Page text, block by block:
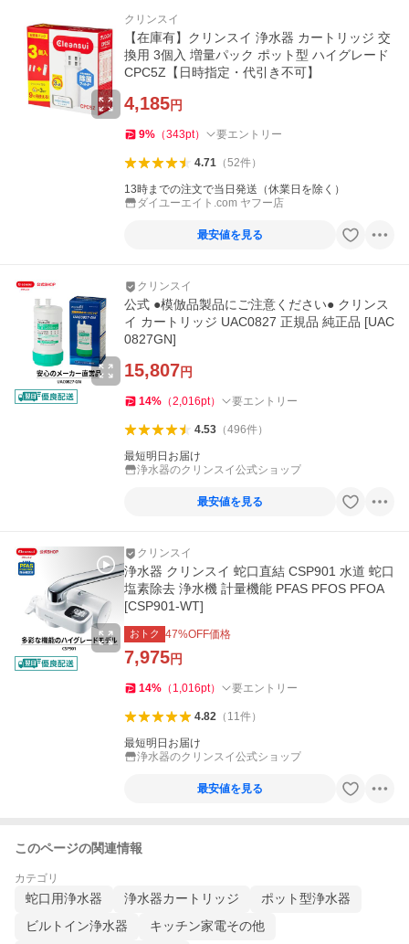
クリンスイ
【在庫有】クリンスイ 浄水器 カートリッジ 交
換用 3個入 増量パック ポット型 ハイグレード
CPC5Z【日時指定・代引き不可】
4,185円
9% （343pt） 要エントリー
4.71（52件）
13時までの注文で当日発送（休業日を除く）
ダイユーエイト.com ヤフー店
最安値を見る
クリンスイ
公式 ●模倣品製品にご注意ください● クリンス
イ カートリッジ UAC0827 正規品 純正品 [UAC
0827GN]
15,807円
14% （2,016pt） 要エントリー
4.53（496件）
最短明日お届け
浄水器のクリンスイ公式ショップ
最安値を見る
クリンスイ
浄水器 クリンスイ 蛇口直結 CSP901 水道 蛇口
塩素除去 浄水機 計量機能 PFAS PFOS PFOA
[CSP901-WT]
おトク 47%OFF価格
7,975円
14% （ 1,016pt） 要エントリー
4.82（ 11件）
最短明日お届け
浄水器のクリンスイ公式ショップ
最安値を見る
このページの関連情報
カテゴリ
蛇口用浄水器 浄水器カートリッジ
ポット型浄水器
ビルトイン浄水器
キッチン家電その他